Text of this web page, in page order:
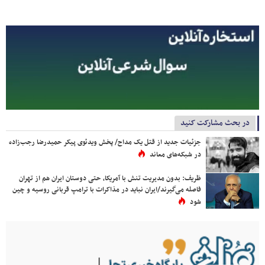
در بحث مشارکت کنید
جزئیات جدید از قتل یک مداح/ پخش ویدئوی پیکر حمیدرضا رجب‌زاده
در شبکه‌های معاند
ظریف: بدون مدیریت تنش با آمریکا، حتی دوستان ایران هم از تهران
فاصله می‌گیرند/ایران نباید در مذاکرات با ترامپ قربانی روسیه و چین
شود